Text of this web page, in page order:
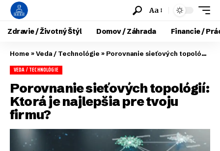
Aa
Zdravie / Životný Štýl Domov / Záhrada Financie /
Home »Veda / Technológie » Porovnanie sieťových topológií: Ktorá je najlepšia pre tvoju firmu?
VEDA / TECHNOLÓGIE
Porovnanie sieťových topológií:
Ktorá je najlepšia pre tvoju
firmu?